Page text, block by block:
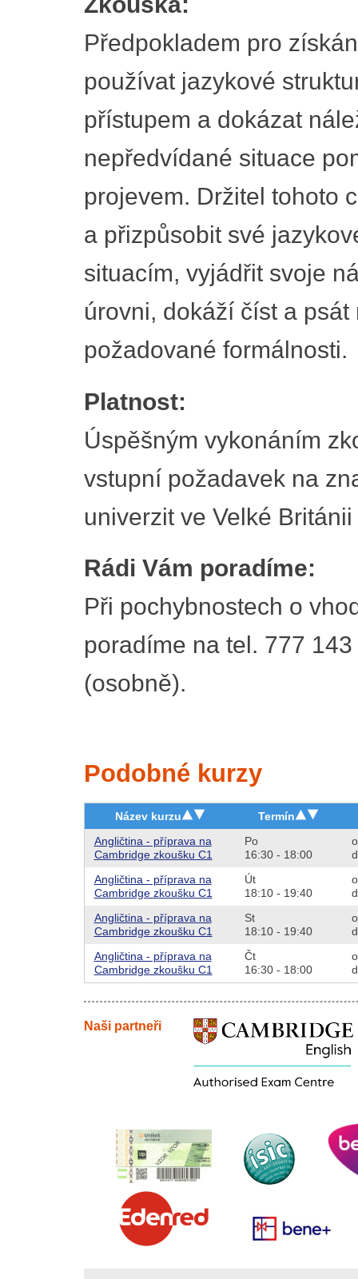
Předpokladem pro
používat jazykové
přístupem a dokázat
nepředvídané situace
projevem. Držitel tohoto
a přizpůsobit své
situacím, vyjádřit svoje
úrovni, dokáží číst a
požadované formálnosti.
Platnost:
Úspěšným vykonáním
vstupní požadavek na
univerzit ve Velké
Rádi Vám poradíme:
Při pochybnostech o
poradíme na tel. 777
(osobně).
Podobné kurzy
Název kurzu
Termín
Angličtina - příprava na
Cambridge zkoušku C1
Po
16:30 - 18:00
Angličtina - příprava na
Cambridge zkoušku C1
Út
18:10 - 19:40
Angličtina - příprava na
Cambridge zkoušku C1
St
18:10 - 19:40
Angličtina - příprava na
Cambridge zkoušku C1
Čt
16:30 - 18:00
Naši partneři